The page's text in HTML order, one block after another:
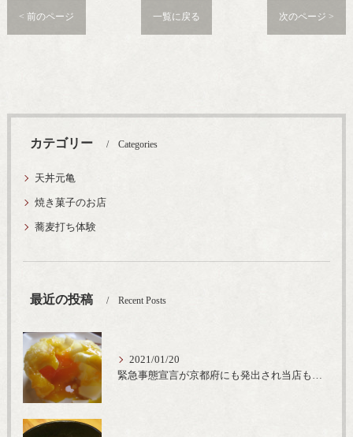
< 前のページ 一覧に戻る 次のページ >
カテゴリー Categories
天丼元亀
焼き菓子のお店
蕎麦打ち体験
最近の投稿 Recent Posts
2021/01/20
緊急事態宣言が京都府にも発出され当店も要請に従って20時完全閉店という形で営業なるべく短期間での要請解除へ一致団結です